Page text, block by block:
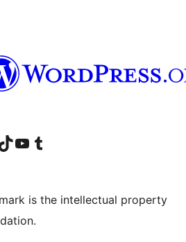
accountaccount
的 TikTok 帳號Visit our YouTube channel
造訪我們的 Tumblr 帳號
is the intellectual property